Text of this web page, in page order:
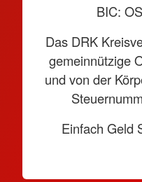
BIC:
Das DRK
gemeinnützige
und von der
Einfach Geld